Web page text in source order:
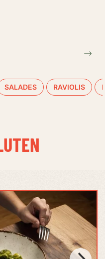
SALADES RAVIOLIS